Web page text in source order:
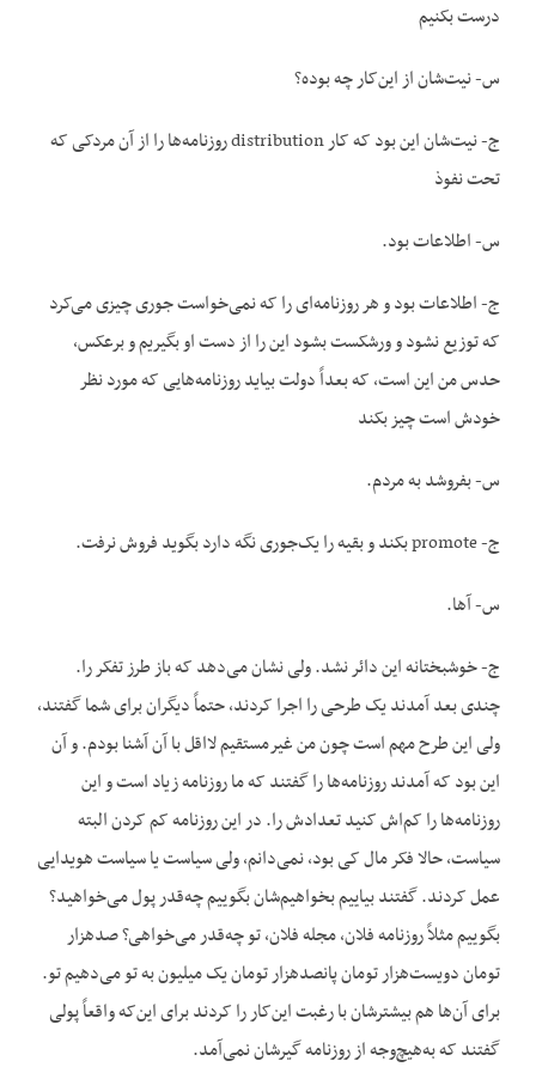
درست بکنیم
س- نیت‌شان از این‌کار چه بوده؟
ج- نیت‌شان این بود که کار distribution روزنامه‌ها را از آن مردکی که
تحت نفوذ
س- اطلاعات بود.
ج- اطلاعات بود و هر روزنامه‌ای را که نمی‌خواست جوری چیزی می‌کرد
که توزیع نشود و ورشکست بشود این را از دست او بگیریم و برعکس،
حدس من این است، که بعداً دولت بیاید روزنامه‌هایی که مورد نظر
خودش است چیز بکند
س- بفروشد به مردم.
ج- promote بکند و بقیه را یک‌جوری نگه دارد بگوید فروش نرفت.
س- آها.
ج- خوشبختانه این دائر نشد. ولی نشان می‌دهد که باز طرز تفکر را.
چندی بعد آمدند یک طرحی را اجرا کردند، حتماً دیگران برای شما گفتند،
ولی این طرح مهم است چون من غیرمستقیم لااقل با آن آشنا بودم. و آن
این بود که آمدند روزنامه‌ها را گفتند که ما روزنامه زیاد است و این
روزنامه‌ها را کم‌اش کنید تعدادش را. در این روزنامه کم کردن البته
سیاست، حالا فکر مال کی بود، نمی‌دانم، ولی سیاست یا سیاست هویدایی
عمل کردند. گفتند بیاییم بخواهیم‌شان بگوییم چه‌قدر پول می‌خواهید؟
بگوییم مثلاً روزنامه فلان، مجله فلان، تو چه‌قدر می‌خواهی؟ صدهزار
تومان دویست‌هزار تومان پانصدهزار تومان یک میلیون به تو می‌دهیم تو.
برای آن‌ها هم بیشترشان با رغبت این‌کار را کردند برای این‌که واقعاً پولی
گفتند که به‌هیچ‌وجه از روزنامه گیرشان نمی‌آمد.